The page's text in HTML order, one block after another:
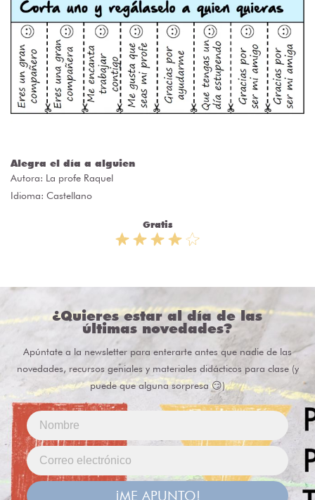
Alegra el día a alguien
Autora: La profe Raquel
Idioma: Castellano
Gratis
¿Quieres estar al día de las
últimas novedades?
Apúntate a la newsletter para enterarte antes que nadie de las
novedades, recursos geniales y materiales didácticos para clase (y
puede que alguna sorpresa 😏)
¡ME APUNTO!